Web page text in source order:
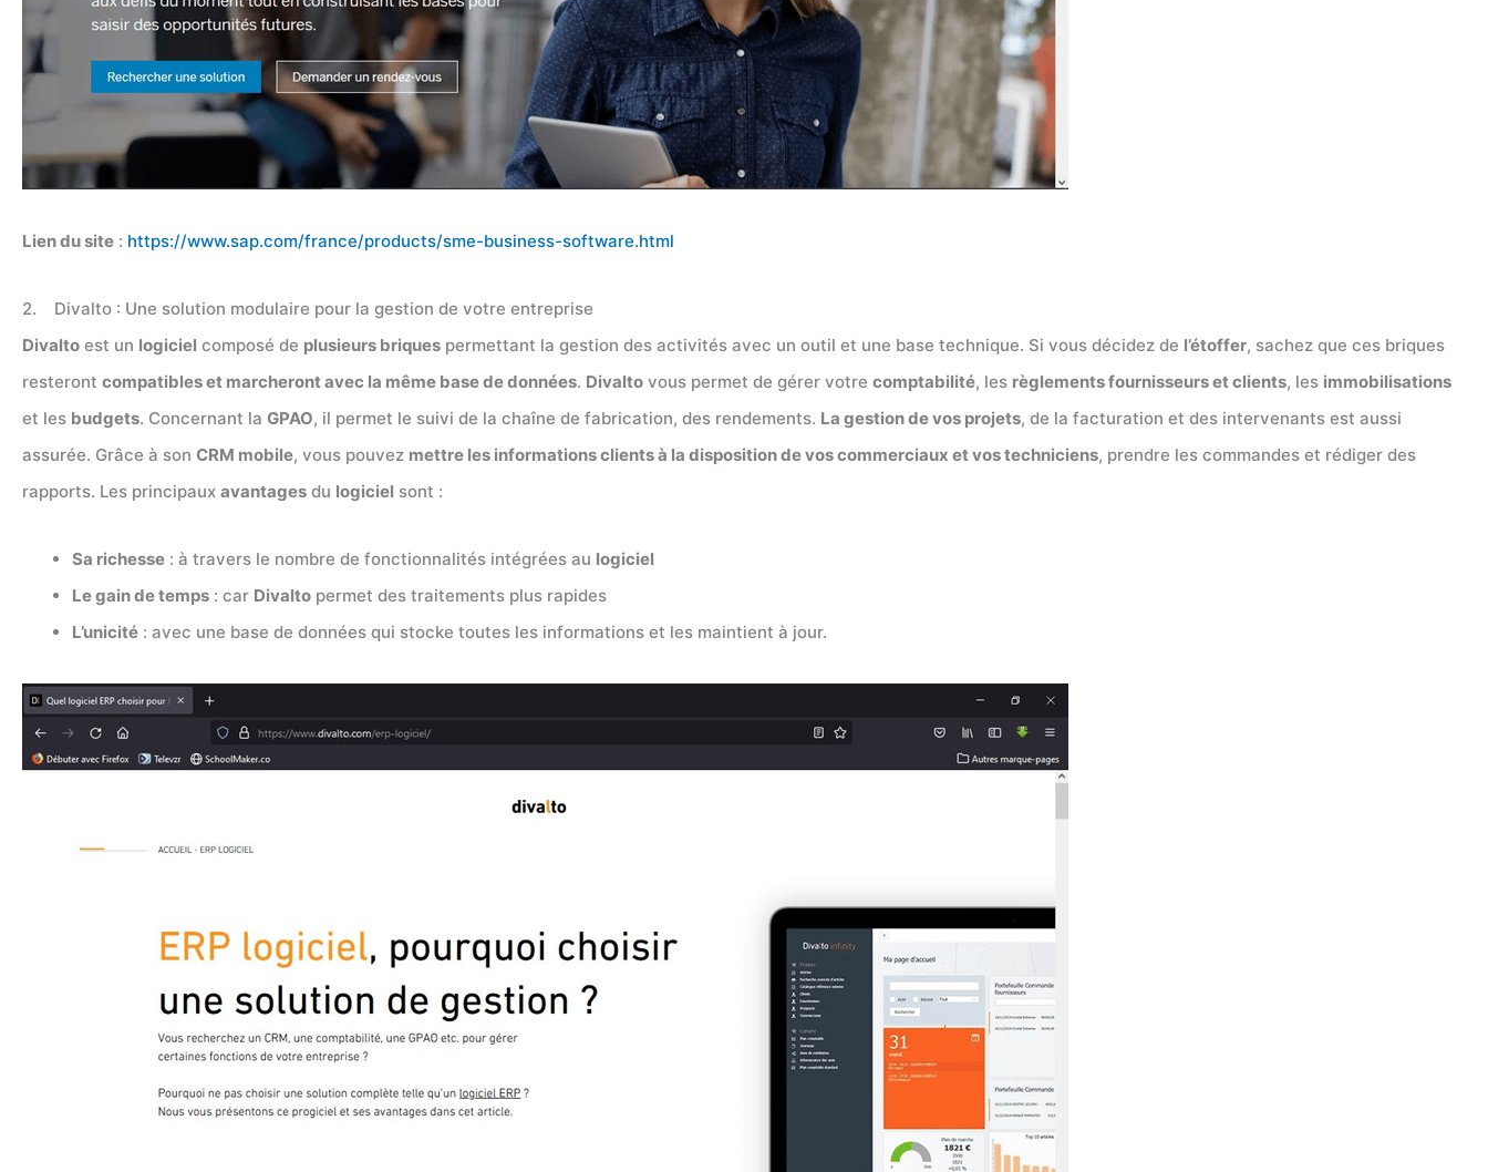
Lien du site : https://www.sap.com/france/products/sme-business-software.html
2. Divalto : Une solution modulaire pour la gestion de votre entreprise
Divalto est un logiciel composé de plusieurs briques permettant la gestion des activités avec un outil et une base technique. Si vous décidez de l’étoffer, sachez que ces briques
resteront compatibles et marcheront avec la même base de données. Divalto vous permet de gérer votre comptabilité, les règlements fournisseurs et clients, les immobilisations
et les budgets. Concernant la GPAO, il permet le suivi de la chaîne de fabrication, des rendements. La gestion de vos projets, de la facturation et des intervenants est aussi
assurée. Grâce à son CRM mobile, vous pouvez mettre les informations clients à la disposition de vos commerciaux et vos techniciens, prendre les commandes et rédiger des
rapports. Les principaux avantages du logiciel sont :
Sa richesse : à travers le nombre de fonctionnalités intégrées au logiciel
Le gain de temps : car Divalto permet des traitements plus rapides
L’unicité : avec une base de données qui stocke toutes les informations et les maintient à jour.